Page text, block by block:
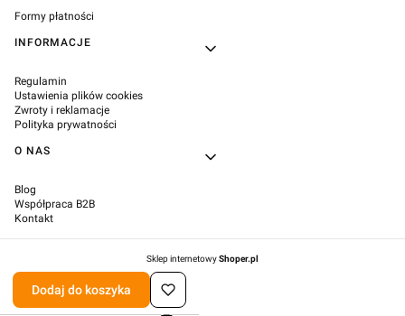
Formy płatności
INFORMACJE
Regulamin
Ustawienia plików cookies
Zwroty i reklamacje
Polityka prywatności
O NAS
Blog
Współpraca B2B
Kontakt
Sklep internetowyShoper.pl
Dodaj do koszyka